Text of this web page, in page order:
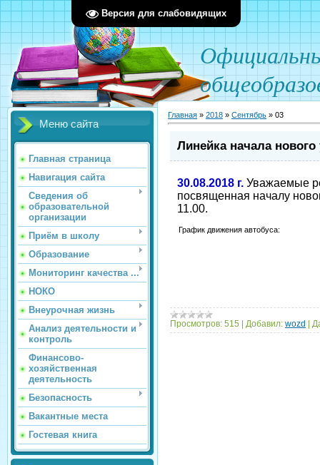
Версия для слабовидящих
Официал
Меню сайта
Главная страница
Навигация сайта
Сведения об
образовательной
организации
Приём в школу
Образование
Мониторинг качества ...
НОКО
Внеурочная жизнь
Анализ деятельности и
контроль
Финансово-
хозяйственная
деятельность
Безопасность
Вакантные места
Гостевая книга
Главная » 2018 » Сентябрь » 03
Линейка начала нового
30.08.2018 г. Уважаемые
посвященная началу
11.00.
График движения автобуса:
Просмотров: 515 | Добавил: wozd |